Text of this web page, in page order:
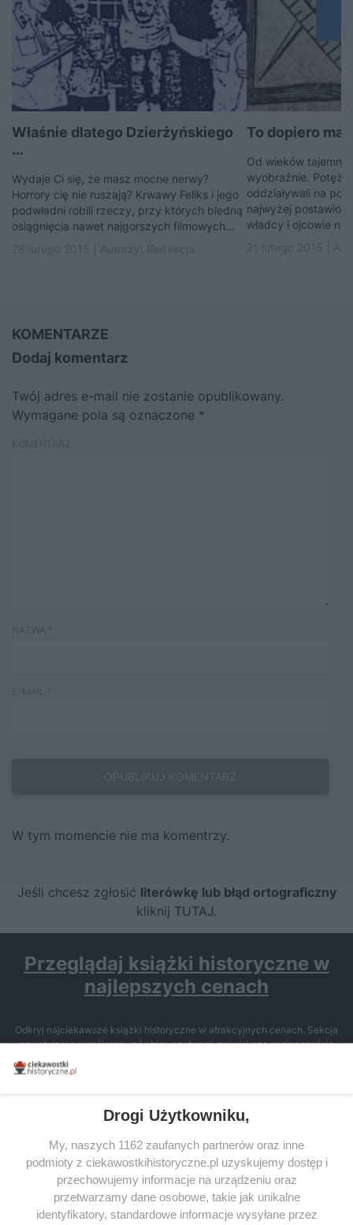
Właśnie dlatego Dzierżyńskiego
...
Wydaje Ci się, że masz mocne nerwy?
Horrory cię nie ruszają? Krwawy Feliks i jego
podwładni robili rzeczy, przy których bledną
osiągnięcia nawet najgorszych filmowych...
To dopiero
Od wieków
wyobraźnie.
oddziaływali na
najwyżej
władcy i ojcowie
KOMENTARZE
Dodaj komentarz
Twój adres e-mail nie zostanie opublikowany.
Wymagane pola są oznaczone *
W tym momencie nie ma komentrzy.
Jeśli chcesz zgłosić literówkę lub błąd ortograficzny
kliknij TUTAJ.
Przeglądaj książki historyczne w
najlepszych cenach
Odkryj najciekawsze książki historyczne w atrakcyjnych cenach. Sekcja
powstała we współpracy z Lubimyczytac.pl, największą społecznością
miłośników literatury w Polsce – dzięki temu możesz wybierać spośród
tytułów najwyżej ocenianych przez czytelników.
SERWIS
SPOŁECZNOŚĆ
Drogi Użytkowniku,
My, naszych 1162 zaufanych partnerów oraz inne
podmioty z ciekawostkihistoryczne.pl uzyskujemy dostęp i
przechowujemy informacje na urządzeniu oraz
przetwarzamy dane osobowe, takie jak unikalne
identyfikatory, standardowe informacje wysyłane przez